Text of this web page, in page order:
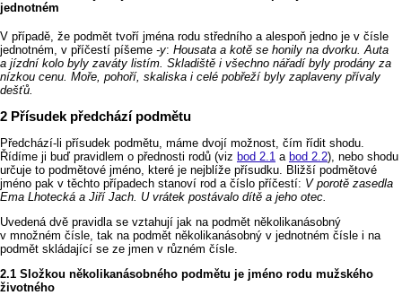
jednotném
V případě, že podmět tvoří jména rodu středního a alespoň jedno je v čísle
jednotném, v příčestí píšeme ‑y: Housata a kotě se honily na dvorku. Auta
a jízdní kolo byly zaváty listím. Skladiště i všechno nářadí byly prodány za
nízkou cenu. Moře, pohoří, skaliska i celé pobřeží byly zaplaveny přívaly
dešťů.
Přísudek předchází podmětu
Předchází‑li přísudek podmětu, máme dvojí možnost, čím řídit shodu.
Řídíme ji buď pravidlem o přednosti rodů (viz bod 2.1 a bod 2.2), nebo shodu
určuje to podmětové jméno, které je nejblíže přísudku. Bližší podmětové
jméno pak v těchto případech stanoví rod a číslo příčestí: V porotě zasedla
Ema Lhotecká a Jiří Jach. U vrátek postávalo dítě a jeho otec.
Uvedená dvě pravidla se vztahují jak na podmět několikanásobný
v množném čísle, tak na podmět několikanásobný v jednotném čísle i na
podmět skládající se ze jmen v různém čísle.
Složkou několikanásobného podmětu je jméno rodu mužského
životného